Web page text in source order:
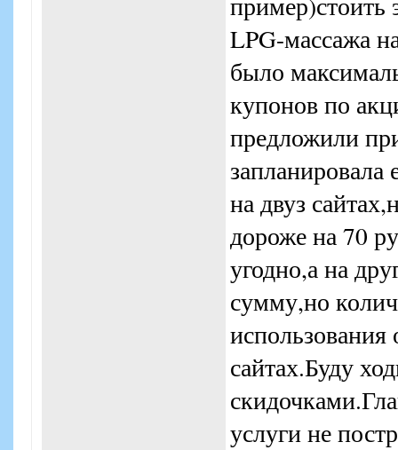
LPG-массажа
было
купонов по
предложили
запланировала
на двуз
дороже на 70
угодно,а на
сумму,но
сайтах.Буду
услуги не